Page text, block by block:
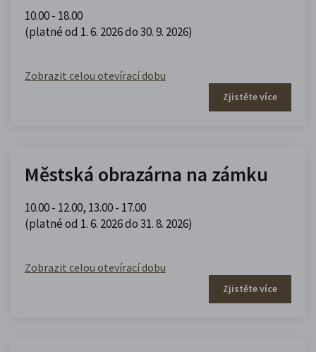
10.00 - 18.00
(platné od 1. 6. 2026 do 30. 9. 2026)
Zobrazit celou otevírací dobu
Zjistěte více
Městská obrazárna na zámku
10.00 - 12.00, 13.00 - 17.00
(platné od 1. 6. 2026 do 31. 8. 2026)
Zobrazit celou otevírací dobu
Zjistěte více